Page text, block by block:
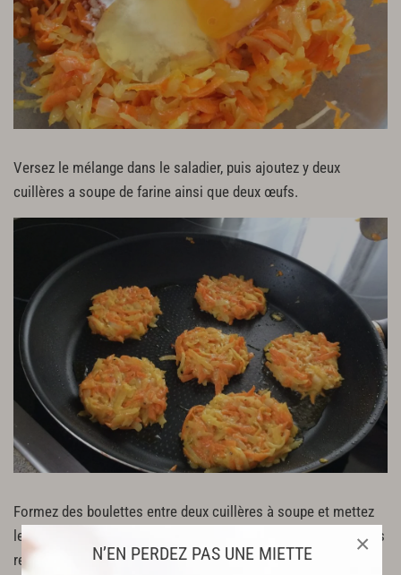
N’EN PERDEZ PAS UNE MIETTE ×
Versez le mélange dans le saladier, puis ajoutez y deux
cuillères a soupe de farine ainsi que deux œufs.
Formez des boulettes entre deux cuillères à soupe et mettez
les à cuire quelques minutes sur une poêle bien chaude en les
retournant de temps en temps. Laissez les bien dorer.